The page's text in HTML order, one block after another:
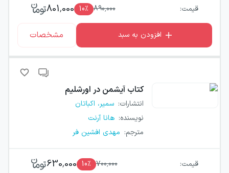
قیمت: 890,000
10٪ 801,000
افزودن به سبد مشخصات
کتاب آیشمن در اورشلیم
انتشارات: سمیر، اکباتان
نویسنده: هانا آرنت
مترجم: مهدی افشین فر
قیمت: 700,000
10٪ 630,000